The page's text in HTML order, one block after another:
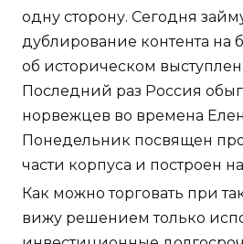
одну сторону. Сегодня
дублирование контента на
об историческом
Последний раз Россия
норвежцев во времена
Понедельник посвящен
части корпуса и построен
Как можно торговать при
вижу решением только